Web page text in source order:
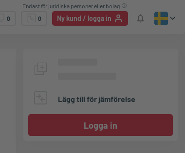
0 0 Ny kund / logga in
Endast för juridiska personer eller bolag
Lägg till för jämförelse
Logga in